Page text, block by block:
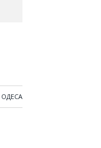
ОДЕСА